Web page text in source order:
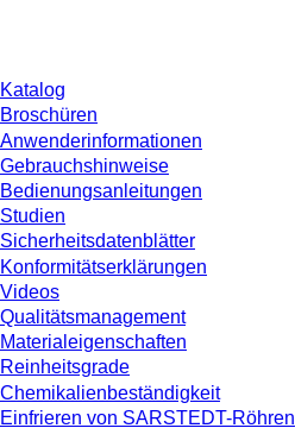
Katalog
Broschüren
Anwenderinformationen
Gebrauchshinweise
Bedienungsanleitungen
Studien
Sicherheitsdatenblätter
Konformitätserklärungen
Videos
Qualitätsmanagement
Materialeigenschaften
Reinheitsgrade
Chemikalienbeständigkeit
Einfrieren von SARSTEDT-Röhren